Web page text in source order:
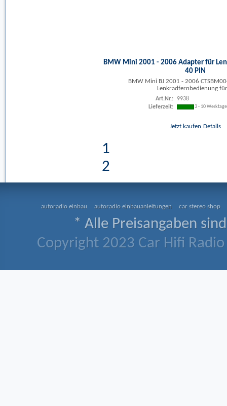
BMW Mini 2001 - 2006 Adapter für
40 PIN
BMW Mini BJ 2001 - 2006
Lenkradfernbedienung
Art.Nr.:
9938
Lieferzeit:
3 - 10 Werktage
Jetzt kaufen Details
1
2
autoradio einbau autoradio einbauanleitungen car stereo shop
* Alle Preisangaben
Copyright 2023 Car Hifi